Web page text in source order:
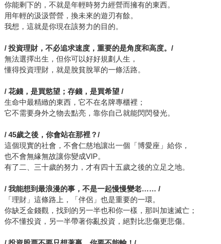
你能剩下的，不就是年輕時努力經營而擁有的東西。
用年輕的汲汲營營，換未來的遊刃有餘。
我想，這就是你現在該努力的目的。
/ 投資理財，不必追求速度，重要的是角度和高度。/
無法選擇出生，但你可以好好規劃人生，
懂得投資理財，就是脫貧脫單的一條活路。
/ 花錢，是買慾望；存錢，是買希望 /
生命中最精緻的東西，它不在名牌專櫃裡；
它不需要身外之物去點亮，靠你自己就能閃閃發光。
/ 45歲之後，你會站在那裡？/
這個現實的社會，不會仁慈地讓出一個「博愛座」給你，
也不會無緣無故讓你變成VIP。
有了二、三十歲的努力，才有四十五歲之後的立足之地。
/ 我能想到最浪漫的事，不是一起慢慢變老…… /
「理財」這條路上，「伴侶」也是重要的一環。
你缺乏金錢觀，找到的另一半也和你一樣，那叫加速滅亡；
你不懂投資，另一半帶著你亂投資，絕對比悲傷更悲傷。